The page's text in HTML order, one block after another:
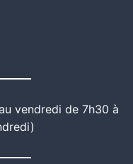
vendredi de 7h30 à